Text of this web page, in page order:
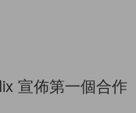
宣佈第一個合作